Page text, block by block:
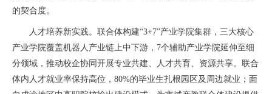
的契合度。
人才培养新实践。联合体构建“3+7”产业学院集群，三大核心
产业学院覆盖机器人产业链上中下游，7个辅助产业学院延伸至细
分领域，推动校企协同开展专业共建、人才共育、资源共享。联合
体内人才就业率保持高位，80%的毕业生扎根园区及周边就业；面